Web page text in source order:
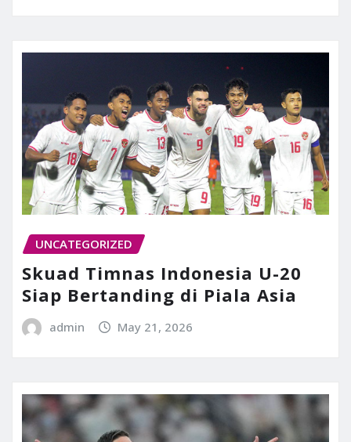
UNCATEGORIZED
Skuad Timnas Indonesia U-20
Siap Bertanding di Piala Asia
admin May 21, 2026